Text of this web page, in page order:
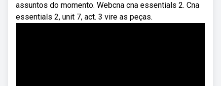
assuntos do momento. Webcna cna essentials 2. Cna
essentials 2, unit 7, act. 3 vire as peças.